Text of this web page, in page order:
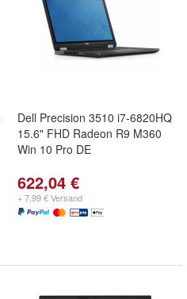
Dell Precision 3510 i7-6820HQ
15.6" FHD Radeon R9 M360
Win 10 Pro DE
622,04 €
+ 7,99 € Versand